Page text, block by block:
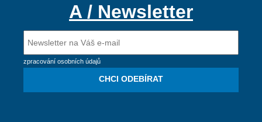
A / Newsletter
zpracování osobních údajů
CHCI ODEBÍRAT